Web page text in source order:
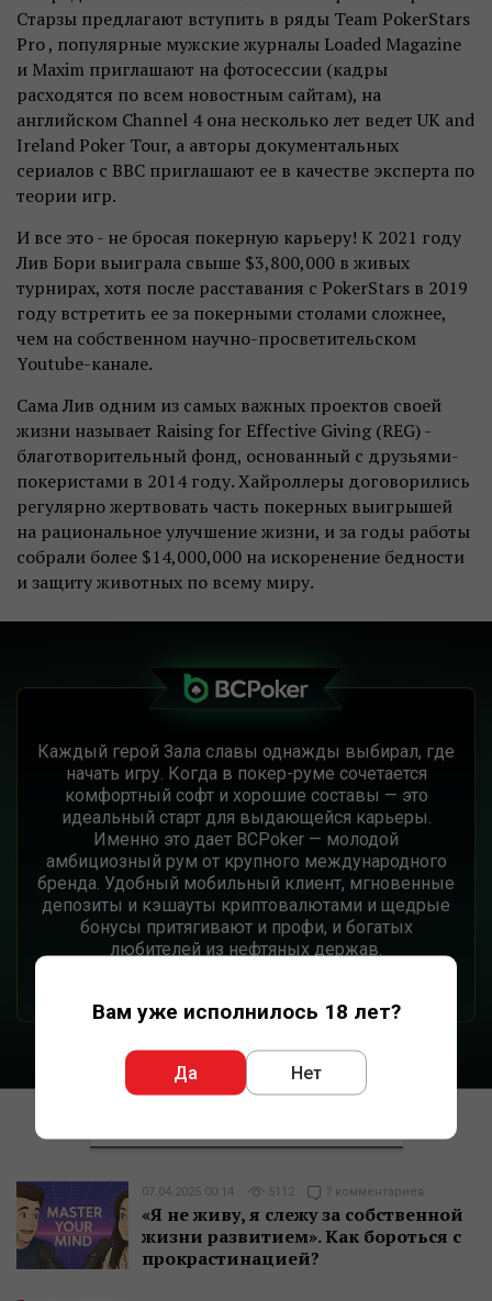
Вам уже исполнилось 18 лет?
Да Нет
Старзы предлагают вступить в ряды Team PokerStars
Pro , популярные мужские журналы Loaded Magazine
и Maxim приглашают на фотосессии (кадры
расходятся по всем новостным сайтам), на
английском Channel 4 она несколько лет ведет UK and
Ireland Poker Tour, а авторы документальных
сериалов с BBC приглашают ее в качестве эксперта по
теории игр.
И все это - не бросая покерную карьеру! К 2021 году
Лив Бори выиграла свыше $3,800,000 в живых
турнирах, хотя после расставания с PokerStars в 2019
году встретить ее за покерными столами сложнее,
чем на собственном научно-просветительском
Youtube-канале.
Сама Лив одним из самых важных проектов своей
жизни называет Raising for Effective Giving (REG) -
благотворительный фонд, основанный с друзьями-
покеристами в 2014 году. Хайроллеры договорились
регулярно жертвовать часть покерных выигрышей
на рациональное улучшение жизни, и за годы работы
собрали более $14,000,000 на искоренение бедности
и защиту животных по всему миру.
Каждый герой Зала славы однажды выбирал, где
начать игру. Когда в покер-руме сочетается
комфортный софт и хорошие составы — это
идеальный старт для выдающейся карьеры.
Именно это дает BCPoker — молодой
амбициозный рум от крупного международного
бренда. Удобный мобильный клиент, мгновенные
депозиты и кэшауты криптовалютами и щедрые
бонусы притягивают и профи, и богатых
любителей из нефтяных держав.
«Я не живу, я слежу за собственной
жизни развитием». Как бороться с
прокрастинацией?
07.04.2025 00:14 5112 7 комментариев